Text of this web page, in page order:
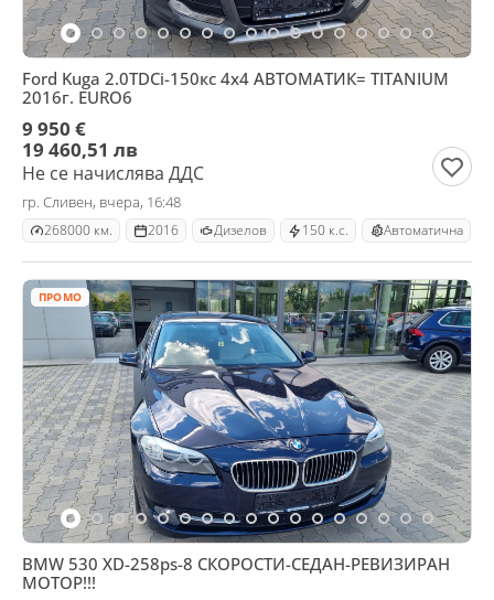
Ford Kuga 2.0TDCi-150кс 4х4 АВТОМАТИК= TITANIUM
2016г. EURO6
9 950 €
19 460,51 лв
Не се начислява ДДС
гр. Сливен, вчера, 16:48
268000 км. 2016 Дизелов 150 к.с. Автоматична
ПРОМО
BMW 530 XD-258ps-8 СКОРОСТИ-СЕДАН-РЕВИЗИРАН
МОТОР!!!